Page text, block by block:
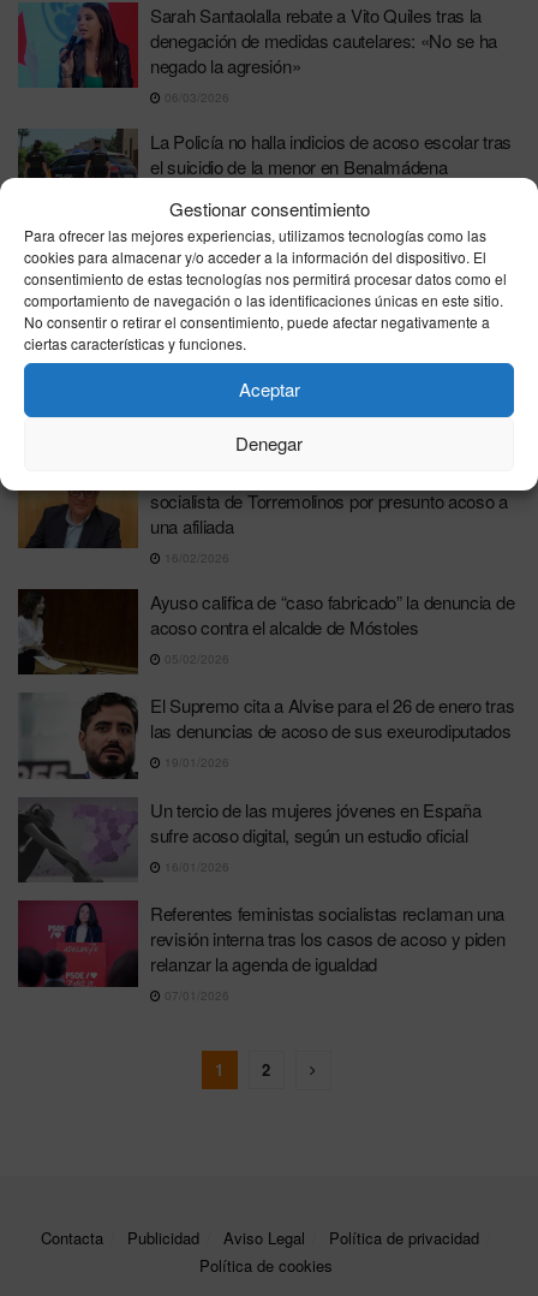
Gestionar consentimiento
Para ofrecer las mejores experiencias, utilizamos tecnologías como las
cookies para almacenar y/o acceder a la información del dispositivo. El
consentimiento de estas tecnologías nos permitirá procesar datos como el
comportamiento de navegación o las identificaciones únicas en este sitio.
No consentir o retirar el consentimiento, puede afectar negativamente a
ciertas características y funciones.
Aceptar
Denegar
Sarah Santaolalla rebate a Vito Quiles tras la
denegación de medidas cautelares: «No se ha
negado la agresión»
06/03/2026
La Policía no halla indicios de acoso escolar tras
el suicidio de la menor en Benalmádena
8 de cada 10 jóvenes españolas han sufrido
acoso en redes sociales
03/03/2026
Enfrentamiento entre el PSOE y el delegado de
socialista de Torremolinos por presunto acoso a
una afiliada
16/02/2026
Ayuso califica de “caso fabricado” la denuncia de
acoso contra el alcalde de Móstoles
05/02/2026
El Supremo cita a Alvise para el 26 de enero tras
las denuncias de acoso de sus exeurodiputados
19/01/2026
Un tercio de las mujeres jóvenes en España
sufre acoso digital, según un estudio oficial
16/01/2026
Referentes feministas socialistas reclaman una
revisión interna tras los casos de acoso y piden
relanzar la agenda de igualdad
07/01/2026
1 2
Contacta Publicidad Aviso Legal
Política de privacidad
Política de cookies